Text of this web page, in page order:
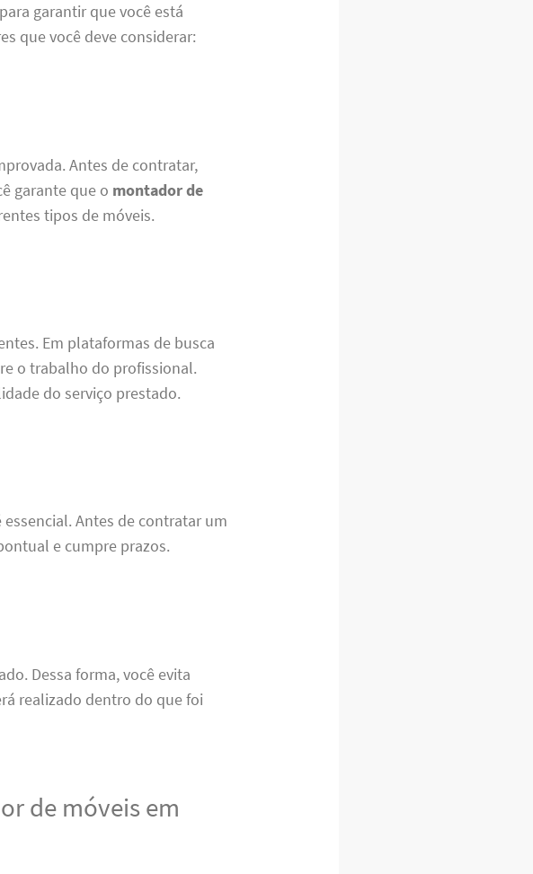
para garantir que você está
que você deve considerar:
Antes de contratar,
garante que o montador de
tipos de móveis.
Em plataformas de busca
o trabalho do profissional.
do serviço prestado.
Antes de contratar um
e cumpre prazos.
Dessa forma, você evita
realizado dentro do que foi
de móveis em